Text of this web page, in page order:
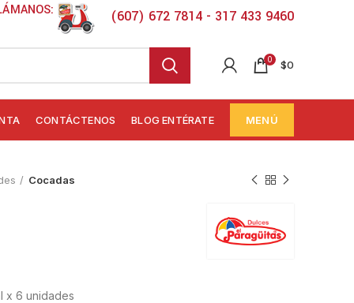
(607) 672 7814 - 317 433 9460
0 $0
CONTÁCTENOS BLOG ENTÉRATE MENÚ
Cocadas
x 6 unidades